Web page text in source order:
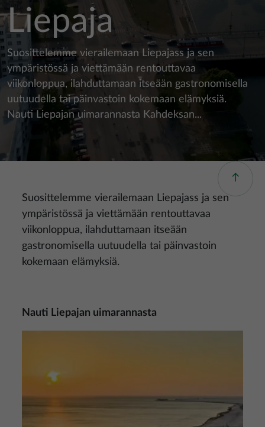
Liepaja
Suosittelemme vierailemaan Liepajass ja sen
ympäristössä ja viettämään rentouttavaa
viikonloppua, ilahduttamaan itseään gastronomisella
uutuudella tai päinvastoin kokemaan elämyksiä.
Nauti Liepajan uimarannasta Kahdeksan...
Suosittelemme vierailemaan Liepajass ja sen
ympäristössä ja viettämään rentouttavaa
viikonloppua, ilahduttamaan itseään
gastronomisella uutuudella tai päinvastoin
kokemaan elämyksiä.
Nauti Liepajan uimarannasta